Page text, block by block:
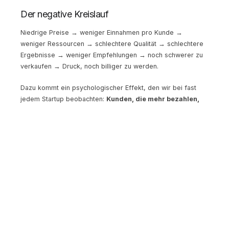
Der negative Kreislauf
Niedrige Preise → weniger Einnahmen pro Kunde →
weniger Ressourcen → schlechtere Qualität → schlechtere
Ergebnisse → weniger Empfehlungen → noch schwerer zu
verkaufen → Druck, noch billiger zu werden.
Dazu kommt ein psychologischer Effekt, den wir bei fast
jedem Startup beobachten: Kunden, die mehr bezahlen,